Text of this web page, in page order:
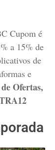
Cupom é
a 15% de
de
e
Ofertas,